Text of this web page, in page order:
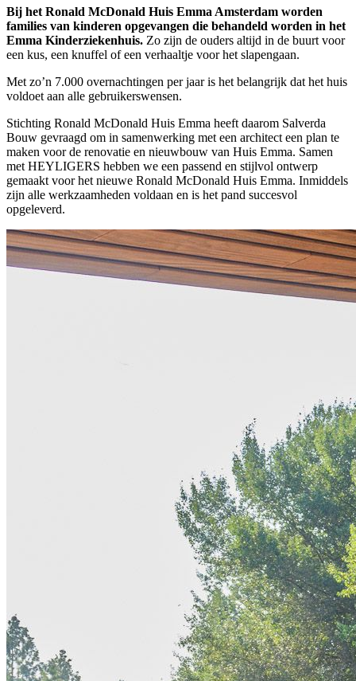
Bij het Ronald McDonald Huis Emma Amsterdam worden
families van kinderen opgevangen die behandeld worden in het
Emma Kinderziekenhuis. Zo zijn de ouders altijd in de buurt voor
een kus, een knuffel of een verhaaltje voor het slapengaan.
Met zo’n 7.000 overnachtingen per jaar is het belangrijk dat het huis
voldoet aan alle gebruikerswensen.
Stichting Ronald McDonald Huis Emma heeft daarom Salverda
Bouw gevraagd om in samenwerking met een architect een plan te
maken voor de renovatie en nieuwbouw van Huis Emma. Samen
met HEYLIGERS hebben we een passend en stijlvol ontwerp
gemaakt voor het nieuwe Ronald McDonald Huis Emma. Inmiddels
zijn alle werkzaamheden voldaan en is het pand succesvol
opgeleverd.